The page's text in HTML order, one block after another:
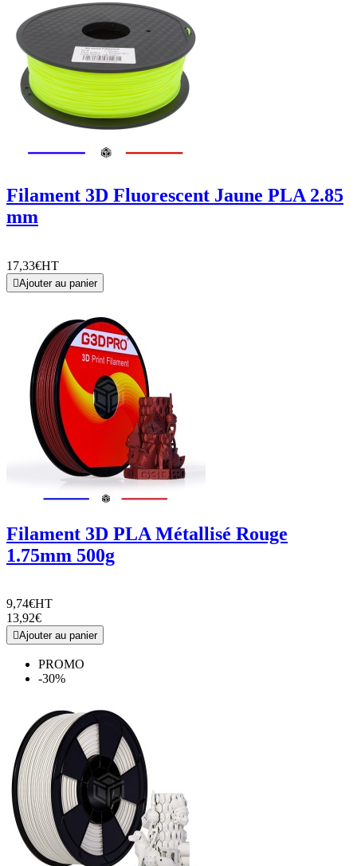
Filament 3D Fluorescent Jaune PLA 2.85
mm
17,33€HT
Ajouter au panier
Filament 3D PLA Métallisé Rouge
1.75mm 500g
9,74€HT
13,92€
Ajouter au panier
PROMO
-30%